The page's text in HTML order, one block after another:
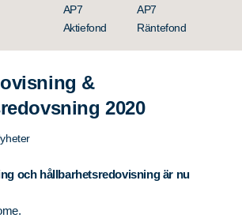
AP7
Aktiefond
AP7
Räntefond
&
2020
och hållbarhetsredovisning är nu